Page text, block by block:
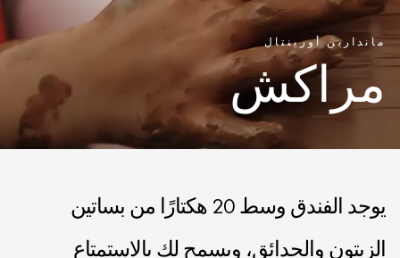
ماندارين أورينتال
مراكش
يوجد الفندق وسط 20 هكتارًا من بساتين
الزيتون والحدائق، ويسمح لك بالاستمتاع